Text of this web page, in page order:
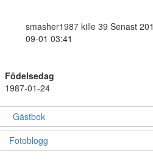
smasher1987 kille 39 Senast
09-01 03:41
Födelsedag
1987-01-24
Gästbok
Fotoblogg